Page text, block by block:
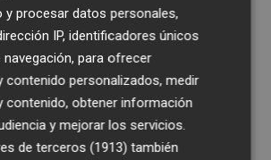
Bartual, ha señalado que
a tener ambición, proyectos
y ha defendido la
consolidando esta
para que nuestro pueblo
y procesar datos personales,
IP, identificadores únicos
navegación, para ofrecer
contenido personalizados, medir
contenido, obtener información
y mejorar los servicios.
de terceros (1913) también